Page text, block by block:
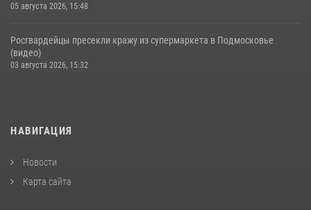
05 августа 2026, 15:48
Росгвардейцы пресекли кражу из супермаркета в Подмосковье
(видео)
03 августа 2026, 15:32
НАВИГАЦИЯ
Новости
Карта сайта